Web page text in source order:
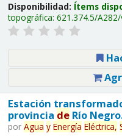
Disponibilidad: Ítems
topográfica: 621.374.5/A282/
Estación
provincia deRío
por Agua y Energía Eléctrica,